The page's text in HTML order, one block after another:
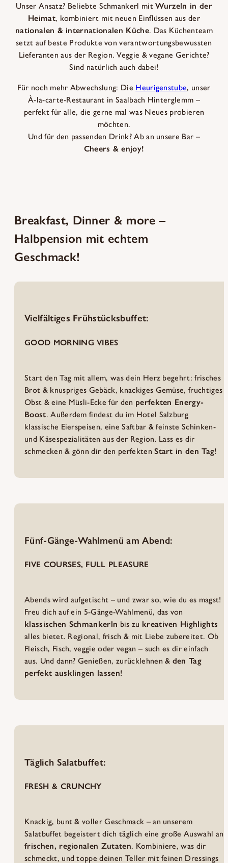
Unser Ansatz? Beliebte Schmankerl mitWurzeln in der
Heimat, kombiniert mit neuen Einflüssen aus der
nationalen & internationalen Küche. Das Küchenteam
setzt auf beste Produkte von verantwortungsbewussten
Lieferanten aus der Region. Veggie & vegane Gerichte?
Sind natürlich auch dabei!
Für noch mehr Abwechslung: Die Heurigenstube, unser
À-la-carte-Restaurant in Saalbach Hinterglemm –
perfekt für alle, die gerne mal was Neues probieren
möchten.
Und für den passenden Drink? Ab an unsere Bar –
Cheers & enjoy!
Breakfast, Dinner & more –
Halbpension mit echtem
Geschmack!
Vielfältiges Frühstücksbuffet:
GOOD MORNING VIBES
Start den Tag mit allem, was dein Herz begehrt: frisches
Brot & knuspriges Gebäck, knackiges Gemüse, fruchtiges
Obst & eine Müsli-Ecke für den perfekten Energy-
Boost. Außerdem findest du im Hotel Salzburg
klassische Eierspeisen, eine Saftbar & feinste Schinken-
und Käsespezialitäten aus der Region. Lass es dir
schmecken & gönn dir den perfektenStart in den Tag!
Fünf-Gänge-Wahlmenü am Abend:
FIVE COURSES, FULL PLEASURE
Abends wird aufgetischt – und zwar so, wie du es magst!
Freu dich auf ein 5-Gänge-Wahlmenü, das von
klassischen Schmankerln bis zu kreativen Highlights
alles bietet. Regional, frisch & mit Liebe zubereitet. Ob
Fleisch, Fisch, veggie oder vegan – such es dir einfach
aus. Und dann? Genießen, zurücklehnen & den Tag
perfekt ausklingen lassen!
Täglich Salatbuffet:
FRESH & CRUNCHY
Knackig, bunt & voller Geschmack – an unserem
Salatbuffet begeistert dich täglich eine große Auswahl an
frischen, regionalen Zutaten. Kombiniere, was dir
schmeckt, und toppe deinen Teller mit feinen Dressings